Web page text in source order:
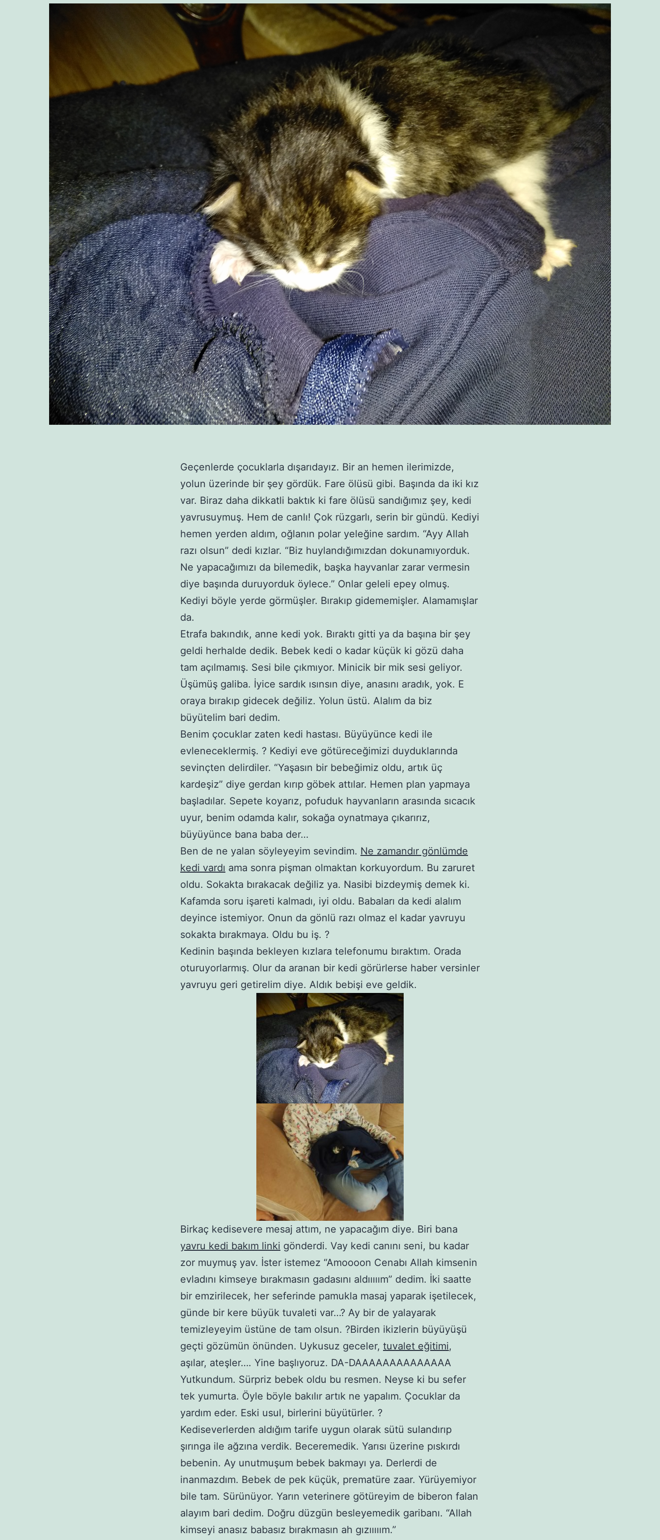
Geçenlerde çocuklarla dışarıdayız. Bir an hemen ilerimizde,
yolun üzerinde bir şey gördük. Fare ölüsü gibi. Başında da iki kız
var. Biraz daha dikkatli baktık ki fare ölüsü sandığımız şey, kedi
yavrusuymuş. Hem de canlı! Çok rüzgarlı, serin bir gündü. Kediyi
hemen yerden aldım, oğlanın polar yeleğine sardım. “Ayy Allah
razı olsun” dedi kızlar. “Biz huylandığımızdan dokunamıyorduk.
Ne yapacağımızı da bilemedik, başka hayvanlar zarar vermesin
diye başında duruyorduk öylece.” Onlar geleli epey olmuş.
Kediyi böyle yerde görmüşler. Bırakıp gidememişler. Alamamışlar
da.
Etrafa bakındık, anne kedi yok. Bıraktı gitti ya da başına bir şey
geldi herhalde dedik. Bebek kedi o kadar küçük ki gözü daha
tam açılmamış. Sesi bile çıkmıyor. Minicik bir mik sesi geliyor.
Üşümüş galiba. İyice sardık ısınsın diye, anasını aradık, yok. E
oraya bırakıp gidecek değiliz. Yolun üstü. Alalım da biz
büyütelim bari dedim.
Benim çocuklar zaten kedi hastası. Büyüyünce kedi ile
evleneceklermiş. ? Kediyi eve götüreceğimizi duyduklarında
sevinçten delirdiler. “Yaşasın bir bebeğimiz oldu, artık üç
kardeşiz” diye gerdan kırıp göbek attılar. Hemen plan yapmaya
başladılar. Sepete koyarız, pofuduk hayvanların arasında sıcacık
uyur, benim odamda kalır, sokağa oynatmaya çıkarırız,
büyüyünce bana baba der…
Ben de ne yalan söyleyeyim sevindim. Ne zamandır gönlümde
kedi vardı ama sonra pişman olmaktan korkuyordum. Bu zaruret
oldu. Sokakta bırakacak değiliz ya. Nasibi bizdeymiş demek ki.
Kafamda soru işareti kalmadı, iyi oldu. Babaları da kedi alalım
deyince istemiyor. Onun da gönlü razı olmaz el kadar yavruyu
sokakta bırakmaya. Oldu bu iş. ?
Kedinin başında bekleyen kızlara telefonumu bıraktım. Orada
oturuyorlarmış. Olur da aranan bir kedi görürlerse haber versinler
yavruyu geri getirelim diye. Aldık bebişi eve geldik.
Birkaç kedisevere mesaj attım, ne yapacağım diye. Biri bana
yavru kedi bakım linki gönderdi. Vay kedi canını seni, bu kadar
zor muymuş yav. İster istemez “Amoooon Cenabı Allah kimsenin
evladını kimseye bırakmasın gadasını aldııııım” dedim. İki saatte
bir emzirilecek, her seferinde pamukla masaj yaparak işetilecek,
günde bir kere büyük tuvaleti var…? Ay bir de yalayarak
temizleyeyim üstüne de tam olsun. ?Birden ikizlerin büyüyüşü
geçti gözümün önünden. Uykusuz geceler, tuvalet eğitimi,
aşılar, ateşler…. Yine başlıyoruz. DA-DAAAAAAAAAAAAAA
Yutkundum. Sürpriz bebek oldu bu resmen. Neyse ki bu sefer
tek yumurta. Öyle böyle bakılır artık ne yapalım. Çocuklar da
yardım eder. Eski usul, birlerini büyütürler. ?
Kediseverlerden aldığım tarife uygun olarak sütü sulandırıp
şırınga ile ağzına verdik. Beceremedik. Yarısı üzerine pıskırdı
bebenin. Ay unutmuşum bebek bakmayı ya. Derlerdi de
inanmazdım. Bebek de pek küçük, prematüre zaar. Yürüyemiyor
bile tam. Sürünüyor. Yarın veterinere götüreyim de biberon falan
alayım bari dedim. Doğru düzgün besleyemedik garibanı. “Allah
kimseyi anasız babasız bırakmasın ah gızııııım.”